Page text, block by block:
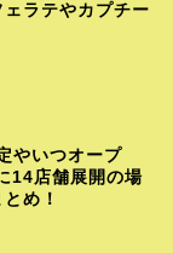
ラテやカプチー
やいつオープ
14店舗展開の場
め！